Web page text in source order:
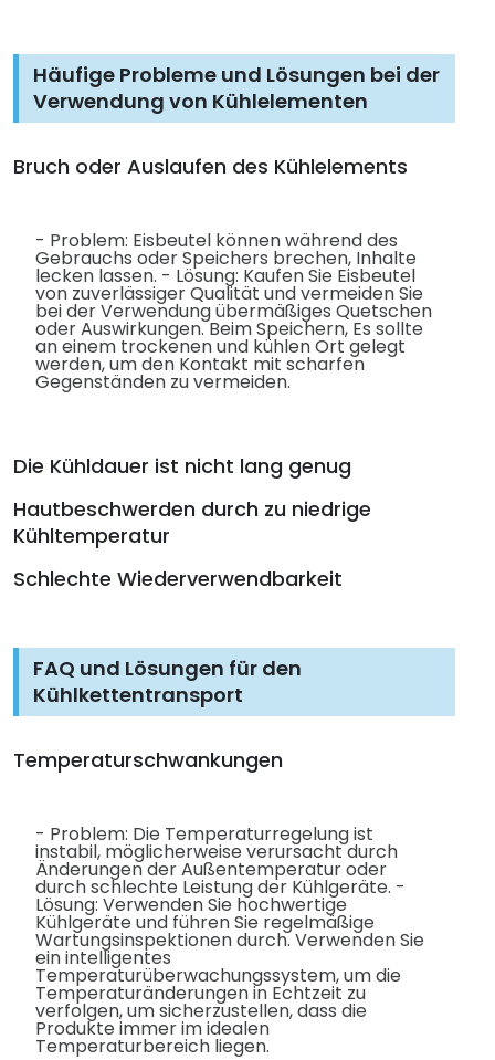
Häufige Probleme und Lösungen bei der
Verwendung von Kühlelementen
Bruch oder Auslaufen des Kühlelements
- Problem: Eisbeutel können während des
Gebrauchs oder Speichers brechen, Inhalte
lecken lassen. - Lösung: Kaufen Sie Eisbeutel
von zuverlässiger Qualität und vermeiden Sie
bei der Verwendung übermäßiges Quetschen
oder Auswirkungen. Beim Speichern, Es sollte
an einem trockenen und kühlen Ort gelegt
werden, um den Kontakt mit scharfen
Gegenständen zu vermeiden.
Die Kühldauer ist nicht lang genug
Hautbeschwerden durch zu niedrige
Kühltemperatur
Schlechte Wiederverwendbarkeit
FAQ und Lösungen für den
Kühlkettentransport
Temperaturschwankungen
- Problem: Die Temperaturregelung ist
instabil, möglicherweise verursacht durch
Änderungen der Außentemperatur oder
durch schlechte Leistung der Kühlgeräte. -
Lösung: Verwenden Sie hochwertige
Kühlgeräte und führen Sie regelmäßige
Wartungsinspektionen durch. Verwenden Sie
ein intelligentes
Temperaturüberwachungssystem, um die
Temperaturänderungen in Echtzeit zu
verfolgen, um sicherzustellen, dass die
Produkte immer im idealen
Temperaturbereich liegen.